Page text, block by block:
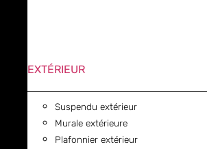
EXTÉRIEUR
Suspendu extérieur
Murale extérieure
Plafonnier extérieur